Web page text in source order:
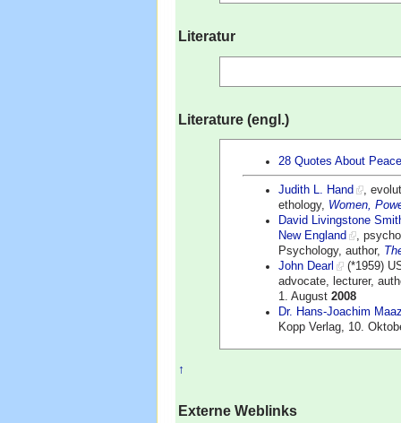
Literatur
Literature (engl.)
28 Quotes About
Judith L. Hand
,
ethology, Women,
David Livingstone
New England
,
Psychology, author,
John Dearl
(*1959)
advocate, lecturer,
1. August2008
Dr. Hans-Joachim
Kopp Verlag, 10.
↑
Externe Weblinks